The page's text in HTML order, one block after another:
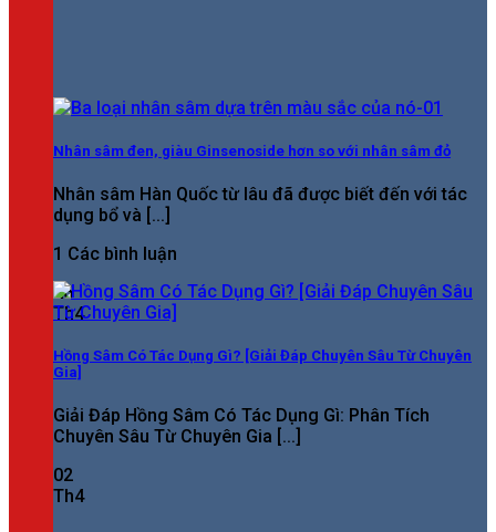
Nhân sâm đen, giàu Ginsenoside hơn so với nhân sâm đỏ
Nhân sâm Hàn Quốc từ lâu đã được biết đến với tác
dụng bổ và [...]
1 Các bình luận
26
Th4
Hồng Sâm Có Tác Dụng Gì? [Giải Đáp Chuyên Sâu Từ Chuyên
Gia]
Giải Đáp Hồng Sâm Có Tác Dụng Gì: Phân Tích
Chuyên Sâu Từ Chuyên Gia [...]
02
Th4